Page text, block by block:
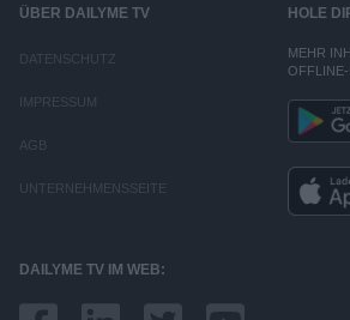
ÜBER DAILYME TV
DATENSCHUTZ
IMPRESSUM
AGB
UNTERNEHMENSSEITE
HOLE
MEHR
DAILYME TV IM WEB: